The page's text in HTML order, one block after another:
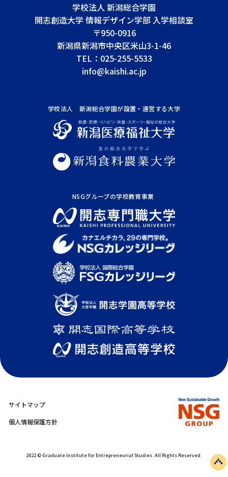
学校法人 新潟総合学園
開志創造大学 情報デザイン学部 入学相談室
〒950-0916
新潟県新潟市中央区米山3-1-46
TEL： 025-255-5533
info@kaishi.ac.jp
学校法人 新潟総合学園が設置・運営する大学
NSGグループの学校教育事業
サイトマップ
個人情報保護方針
2022 © Graduate Institute for Entrepreneurial Studies. All Rights Reserved.